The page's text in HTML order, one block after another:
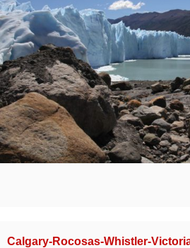
Calgary-Rocosas-Whistler-